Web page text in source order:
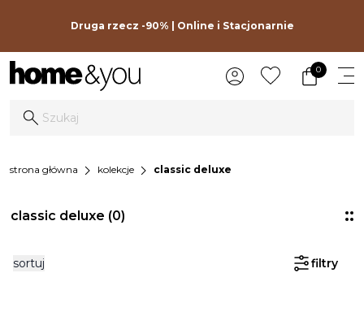
Druga rzecz -90% | Online i Stacjonarnie
0
strona główna chevron_right kolekcje chevron_right classic deluxe
classic deluxe (0)
sortuj filtry